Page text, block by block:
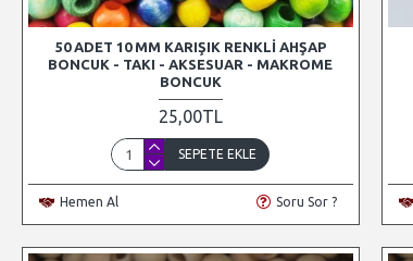
50 ADET 10 MM KARIŞIK RENKLI AHŞAP
BONCUK - TAKI - AKSESUAR - MAKROME
BONCUK
25,00TL
SEPETE EKLE
Hemen Al Soru Sor ?